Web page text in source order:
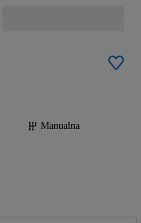
Manualna